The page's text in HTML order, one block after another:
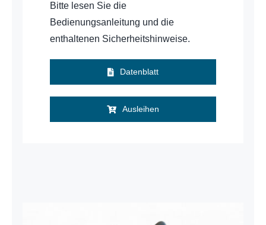
Bitte lesen Sie die
Bedienungsanleitung und die
enthaltenen Sicherheitshinweise.
Datenblatt
Ausleihen